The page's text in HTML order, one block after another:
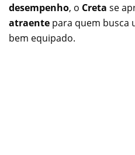
desempenho, o Creta se
atraente para quem busca
bem equipado.